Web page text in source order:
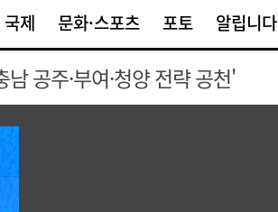
국제 문화·스포츠 포토 알립니다
공주·부여·청양 전략 공천'